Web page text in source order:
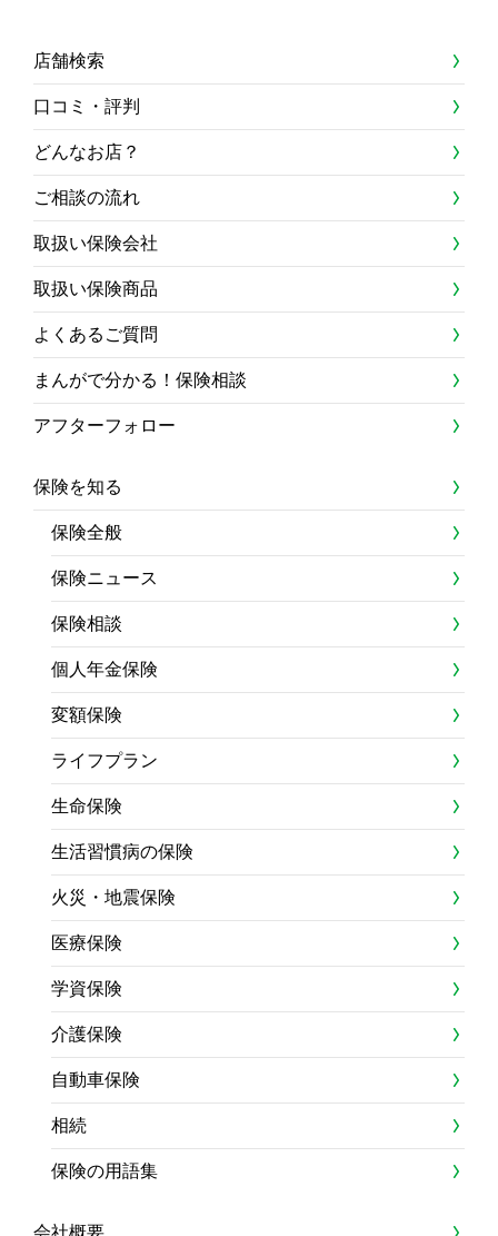
店舗検索
口コミ・評判
どんなお店？
ご相談の流れ
取扱い保険会社
取扱い保険商品
よくあるご質問
まんがで分かる！保険相談
アフターフォロー
保険を知る
保険全般
保険ニュース
保険相談
個人年金保険
変額保険
ライフプラン
生命保険
生活習慣病の保険
火災・地震保険
医療保険
学資保険
介護保険
自動車保険
相続
保険の用語集
会社概要